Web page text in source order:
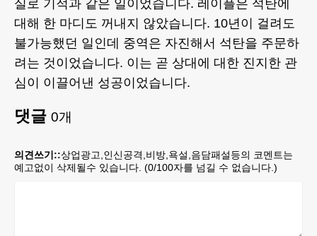
실로 기적과 같은 일이었습니다. 레이플은 석탄에
대해 한 마디도 꺼내지 않았습니다. 10년이 걸려도
불가능했던 일인데 중역은 자진해서 석탄을 주문하
려는 것이었습니다. 이는 곧 상대에 대한 진지한 관
심이 이끌어낸 성공이었습니다.
댓글 0개
의견쓰기::상업광고,인신공격,비방,욕설,음담패설등의 코멘트는
예고없이 삭제될수 있습니다. (0/100자를 넘길 수 없습니다.)